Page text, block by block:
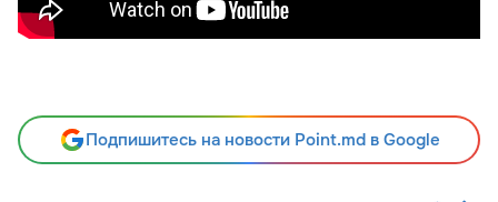
Подпишитесь на новости Point.md в Google